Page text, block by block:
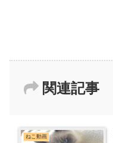
関連記事
ねこ動画